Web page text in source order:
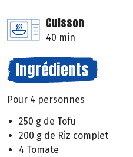
Cuisson
40 min
Ingrédients
Pour 4 personnes
250 g de Tofu
200 g de Riz complet
4 Tomate